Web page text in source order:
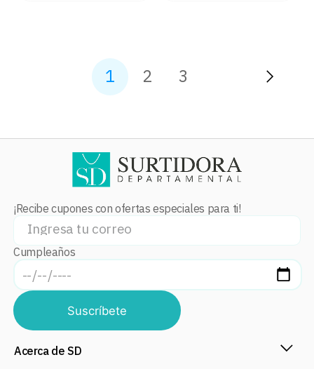
1 2 3
¡Recibe cupones con ofertas especiales para ti!
Cumpleaños
Suscríbete
Acerca de SD